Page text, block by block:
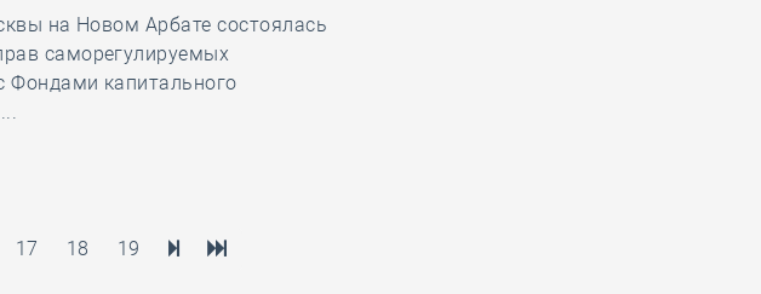
на Новом Арбате состоялась
саморегулируемых
Фондами капитального
17 18 19